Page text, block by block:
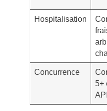
Hospitalisation
Concurrence
5+
API